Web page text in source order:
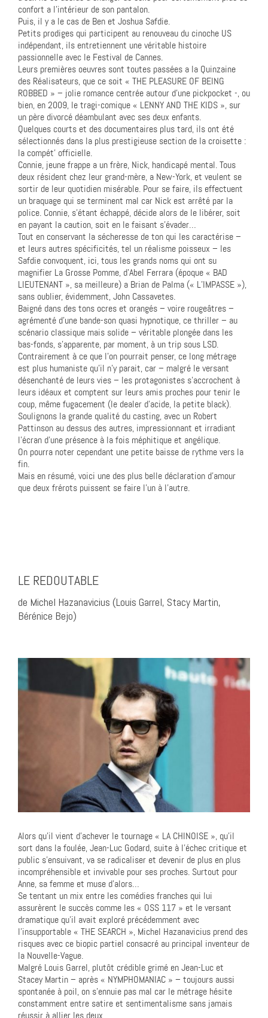
confort a l’intérieur de son pantalon.
Puis, il y a le cas de Ben et Joshua Safdie.
Petits prodiges qui participent au renouveau du cinoche US
indépendant, ils entretiennent une véritable histoire
passionnelle avec le Festival de Cannes.
Leurs premières oeuvres sont toutes passées a la Quinzaine
des Réalisateurs, que ce soit « THE PLEASURE OF BEING
ROBBED » – jolie romance centrée autour d’une pickpocket -, ou
bien, en 2009, le tragi-comique « LENNY AND THE KIDS », sur
un père divorcé déambulant avec ses deux enfants.
Quelques courts et des documentaires plus tard, ils ont été
sélectionnés dans la plus prestigieuse section de la croisette :
la compét’ officielle.
Connie, jeune frappe a un frère, Nick, handicapé mental. Tous
deux résident chez leur grand-mère, a New-York, et veulent se
sortir de leur quotidien misérable. Pour se faire, ils effectuent
un braquage qui se terminent mal car Nick est arrêté par la
police. Connie, s’étant échappé, décide alors de le libérer, soit
en payant la caution, soit en le faisant s’évader…
Tout en conservant la sécheresse de ton qui les caractérise –
et leurs autres spécificités, tel un réalisme poisseux – les
Safdie convoquent, ici, tous les grands noms qui ont su
magnifier La Grosse Pomme, d’Abel Ferrara (époque « BAD
LIEUTENANT », sa meilleure) a Brian de Palma (« L’IMPASSE »),
sans oublier, évidemment, John Cassavetes.
Baigné dans des tons ocres et orangés – voire rougeâtres –
agrémenté d’une bande-son quasi hypnotique, ce thriller – au
scénario classique mais solide – véritable plongée dans les
bas-fonds, s’apparente, par moment, à un trip sous LSD.
Contrairement à ce que l’on pourrait penser, ce long métrage
est plus humaniste qu’il n’y parait, car – malgré le versant
désenchanté de leurs vies – les protagonistes s’accrochent à
leurs idéaux et comptent sur leurs amis proches pour tenir le
coup, même fugacement (le dealer d’acide, la petite black).
Soulignons la grande qualité du casting, avec un Robert
Pattinson au dessus des autres, impressionnant et irradiant
l’écran d’une présence à la fois méphitique et angélique.
On pourra noter cependant une petite baisse de rythme vers la
fin.
Mais en résumé, voici une des plus belle déclaration d’amour
que deux frérots puissent se faire l’un à l’autre.
LE REDOUTABLE
de Michel Hazanavicius (Louis Garrel, Stacy Martin,
Bérénice Bejo)
Alors qu’il vient d’achever le tournage « LA CHINOISE », qu’il
sort dans la foulée, Jean-Luc Godard, suite à l’échec critique et
public s’ensuivant, va se radicaliser et devenir de plus en plus
incompréhensible et invivable pour ses proches. Surtout pour
Anne, sa femme et muse d’alors…
Se tentant un mix entre les comédies franches qui lui
assurèrent le succès comme les « OSS 117 » et le versant
dramatique qu’il avait exploré précédemment avec
l’insupportable « THE SEARCH », Michel Hazanavicius prend des
risques avec ce biopic partiel consacré au principal inventeur de
la Nouvelle-Vague.
Malgré Louis Garrel, plutôt crédible grimé en Jean-Luc et
Stacey Martin – après « NYMPHOMANIAC » – toujours aussi
spontanée à poil, on s’ennuie pas mal car le métrage hésite
constamment entre satire et sentimentalisme sans jamais